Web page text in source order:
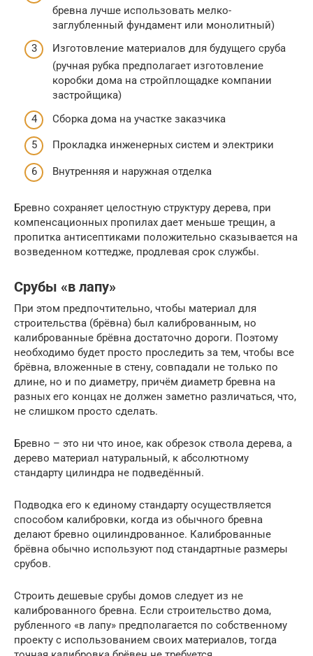
бревна лучше использовать мелко-
заглубленный фундамент или монолитный)
Изготовление материалов для будущего сруба
(ручная рубка предполагает изготовление
коробки дома на стройплощадке компании
застройщика)
Сборка дома на участке заказчика
Прокладка инженерных систем и электрики
Внутренняя и наружная отделка
Бревно сохраняет целостную структуру дерева, при
компенсационных пропилах дает меньше трещин, а
пропитка антисептиками положительно сказывается на
возведенном коттедже, продлевая срок службы.
Срубы «в лапу»
При этом предпочтительно, чтобы материал для
строительства (брёвна) был калиброванным, но
калиброванные брёвна достаточно дороги. Поэтому
необходимо будет просто проследить за тем, чтобы все
брёвна, вложенные в стену, совпадали не только по
длине, но и по диаметру, причём диаметр бревна на
разных его концах не должен заметно различаться, что,
не слишком просто сделать.
Бревно – это ни что иное, как обрезок ствола дерева, а
дерево материал натуральный, к абсолютному
стандарту цилиндра не подведённый.
Подводка его к единому стандарту осуществляется
способом калибровки, когда из обычного бревна
делают бревно оцилиндрованное. Калиброванные
брёвна обычно используют под стандартные размеры
срубов.
Строить дешевые срубы домов следует из не
калиброванного бревна. Если строительство дома,
рубленного «в лапу» предполагается по собственному
проекту с использованием своих материалов, тогда